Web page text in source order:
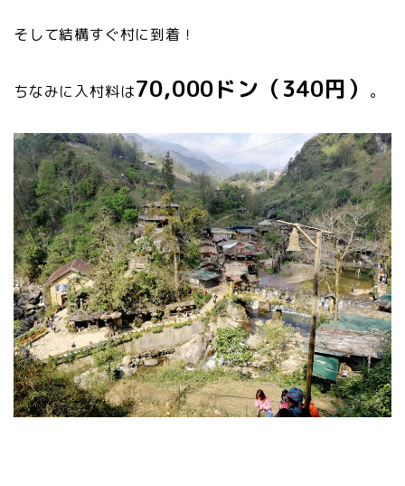
そして結構すぐ村に到着！
ちなみに入村料は70,000ドン（340円） 。